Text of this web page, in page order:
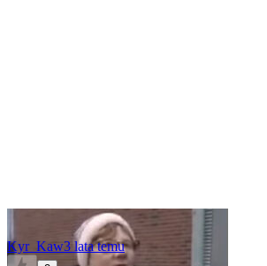
Kyr_Kaw3 lata temu